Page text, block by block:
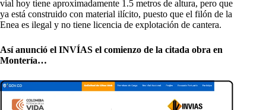
vial hoy tiene aproximadamente 1.5 metros de altura, pero que
ya está construido con material ilícito, puesto que el filón de la
Enea es ilegal y no tiene licencia de explotación de cantera.
Así anunció el INVÍAS el comienzo de la citada obra en
Montería…